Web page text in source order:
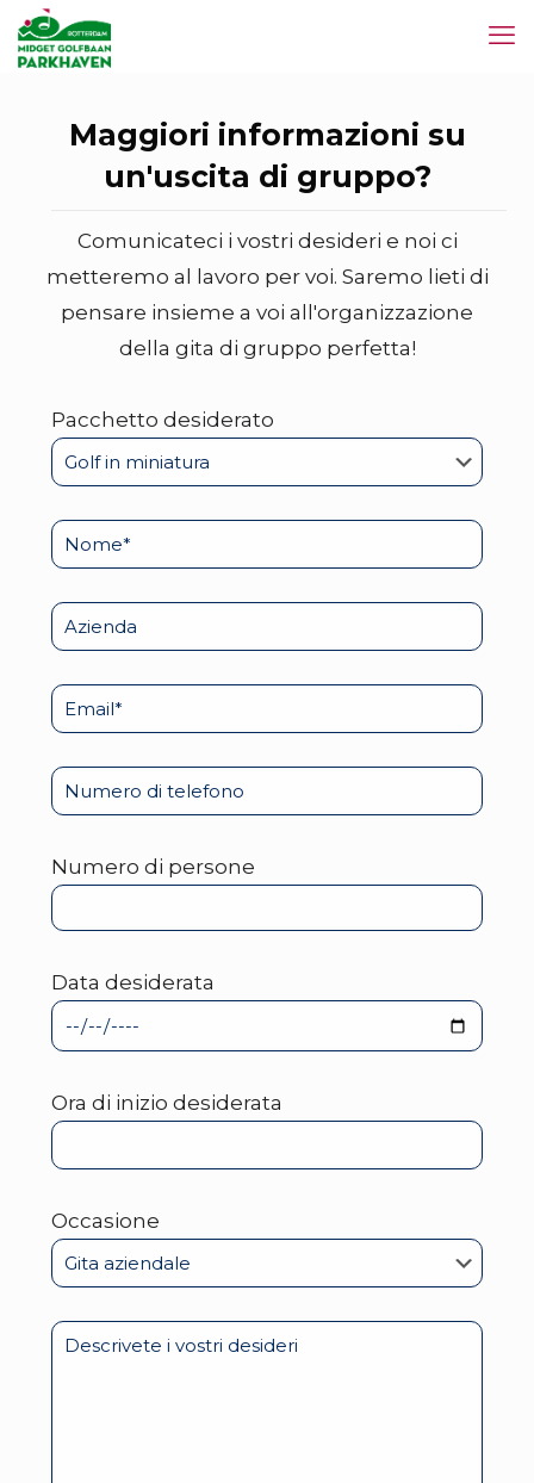
Maggiori informazioni su
un'uscita di gruppo?
Comunicateci i vostri desideri e noi ci
metteremo al lavoro per voi. Saremo lieti di
pensare insieme a voi all'organizzazione
della gita di gruppo perfetta!
Pacchetto desiderato
Numero di persone
Data desiderata
Ora di inizio desiderata
Occasione